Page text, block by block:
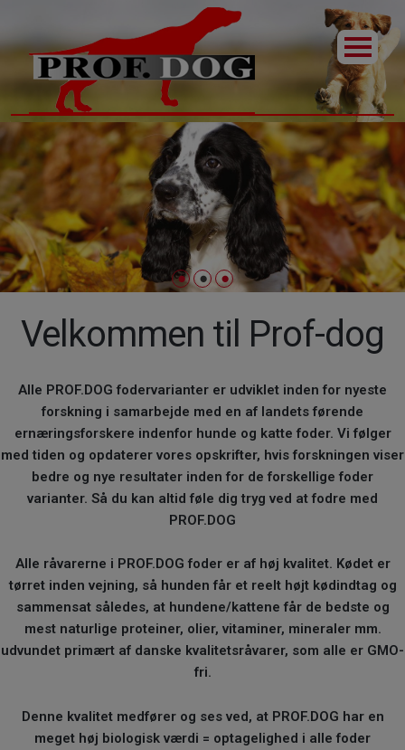
Velkommen til Prof-dog
Alle PROF.DOG fodervarianter er udviklet inden for nyeste
forskning i samarbejde med en af landets førende
ernæringsforskere indenfor hunde og katte foder. Vi følger
med tiden og opdaterer vores opskrifter, hvis forskningen viser
bedre og nye resultater inden for de forskellige foder
varianter. Så du kan altid føle dig tryg ved at fodre med
PROF.DOG
Alle råvarerne i PROF.DOG foder er af høj kvalitet. Kødet er
tørret inden vejning, så hunden får et reelt højt kødindtag og
sammensat således, at hundene/kattene får de bedste og
mest naturlige proteiner, olier, vitaminer, mineraler mm.
udvundet primært af danske kvalitetsråvarer, som alle er GMO-
fri.
Denne kvalitet medfører og ses ved, at PROF.DOG har en
meget høj biologisk værdi = optagelighed i alle foder